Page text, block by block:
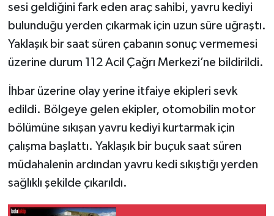
sesi geldiğini fark eden araç sahibi, yavru kediyi
bulunduğu yerden çıkarmak için uzun süre uğraştı.
Yaklaşık bir saat süren çabanın sonuç vermemesi
üzerine durum 112 Acil Çağrı Merkezi’ne bildirildi.
İhbar üzerine olay yerine itfaiye ekipleri sevk
edildi. Bölgeye gelen ekipler, otomobilin motor
bölümüne sıkışan yavru kediyi kurtarmak için
çalışma başlattı. Yaklaşık bir buçuk saat süren
müdahalenin ardından yavru kedi sıkıştığı yerden
sağlıklı şekilde çıkarıldı.